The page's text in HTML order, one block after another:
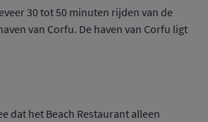
30 tot 50 minuten rijden van de
van Corfu. De haven van Corfu ligt
dat het Beach Restaurant alleen